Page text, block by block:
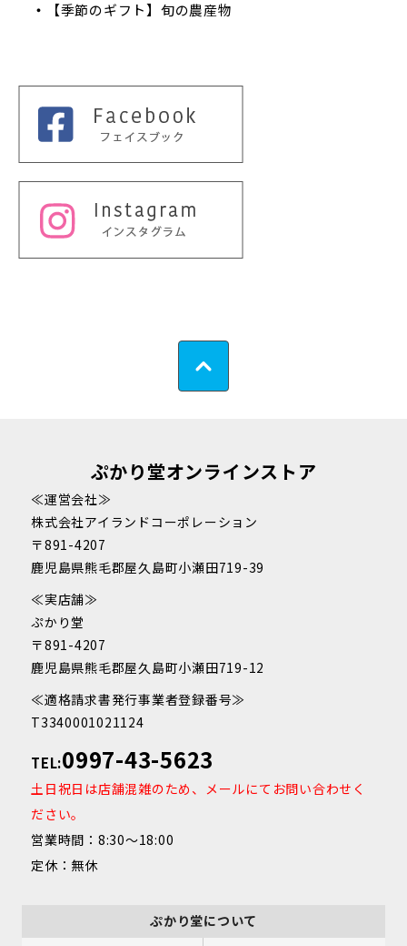
【季節のギフト】旬の農産物
ぷかり堂オンラインストア
≪運営会社≫
株式会社アイランドコーポレーション
〒891-4207
鹿児島県熊毛郡屋久島町小瀬田719-39
≪実店舗≫
ぷかり堂
〒891-4207
鹿児島県熊毛郡屋久島町小瀬田719-12
≪適格請求書発行事業者登録番号≫
T3340001021124
TEL:0997-43-5623
土日祝日は店舗混雑のため、メールにてお問い合わせく
ださい。
営業時間：8:30～18:00
定休：無休
ぷかり堂について